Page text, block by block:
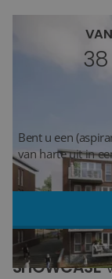
MEER PRODUCTEN
Stijlstudio's
Projecten
Blog
38
Bent u een
van harte uit in
SHOWCASE